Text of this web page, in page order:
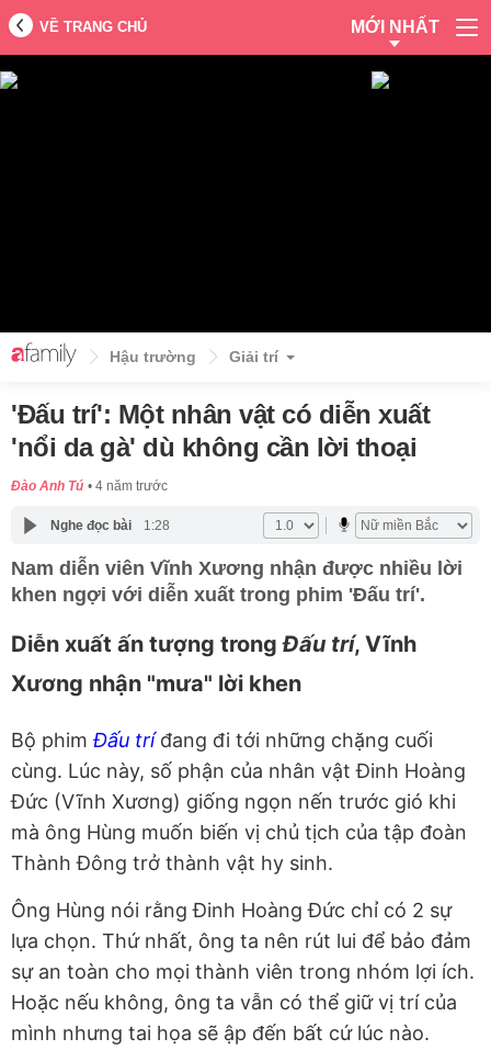
VỀ TRANG CHỦ MỚI NHẤT
Hậu trường Giải trí
'Đấu trí': Một nhân vật có diễn xuất
'nổi da gà' dù không cần lời thoại
Đào Anh Tú 4 năm trước
Nghe đọc bài 1:28
Nam diễn viên Vĩnh Xương nhận được nhiều lời
khen ngợi với diễn xuất trong phim 'Đấu trí'.
Diễn xuất ấn tượng trongĐấu trí, Vĩnh
Xương nhận "mưa" lời khen
Bộ phim Đấu trí đang đi tới những chặng cuối
cùng. Lúc này, số phận của nhân vật Đinh Hoàng
Đức (Vĩnh Xương) giống ngọn nến trước gió khi
mà ông Hùng muốn biến vị chủ tịch của tập đoàn
Thành Đông trở thành vật hy sinh.
Ông Hùng nói rằng Đinh Hoàng Đức chỉ có 2 sự
lựa chọn. Thứ nhất, ông ta nên rút lui để bảo đảm
sự an toàn cho mọi thành viên trong nhóm lợi ích.
Hoặc nếu không, ông ta vẫn có thể giữ vị trí của
mình nhưng tai họa sẽ ập đến bất cứ lúc nào.